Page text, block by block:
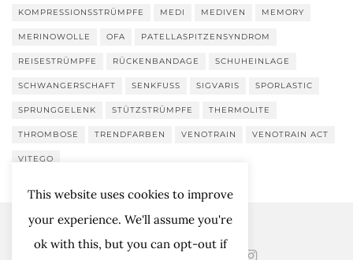
KOMPRESSIONSSTRÜMPFE MEDI MEDIVEN MEMORY
MERINOWOLLE OFA PATELLASPITZENSYNDROM
REISESTRÜMPFE RÜCKENBANDAGE SCHUHEINLAGE
SCHWANGERSCHAFT SENKFUSS SIGVARIS SPORLASTIC
SPRUNGGELENK STÜTZSTRÜMPFE THERMOLITE
THROMBOSE TRENDFARBEN VENOTRAIN VENOTRAIN ACT
VITEGO
This website uses cookies to improve
your experience. We'll assume you're
ok with this, but you can opt-out if